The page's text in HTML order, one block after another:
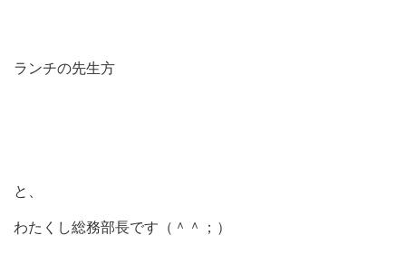
ランチの先生方
と、
わたくし総務部長です（＾＾；）